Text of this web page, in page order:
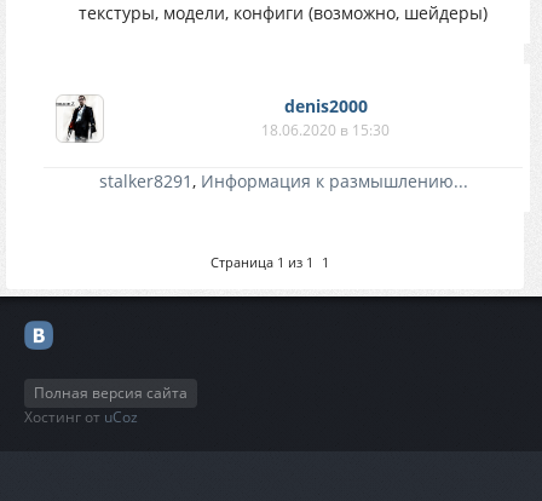
текстуры, модели, конфиги (возможно, шейдеры)
denis2000
18.06.2020 в 15:30
stalker8291, Информация к размышлению...
Страница 1 из 1 1
Полная версия сайта
Хостинг от uCoz